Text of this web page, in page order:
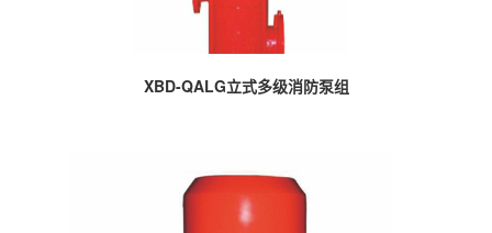
XBD-QALG立式多级消防泵组